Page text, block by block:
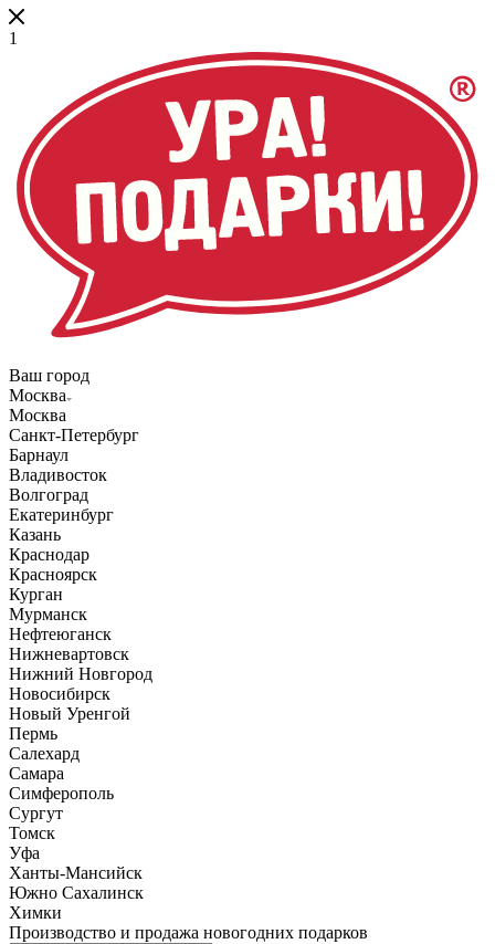
1
Ваш город
Москва
Москва
Санкт-Петербург
Барнаул
Владивосток
Волгоград
Екатеринбург
Казань
Краснодар
Красноярск
Курган
Мурманск
Нефтеюганск
Нижневартовск
Нижний Новгород
Новосибирск
Новый Уренгой
Пермь
Салехард
Самара
Симферополь
Сургут
Томск
Уфа
Ханты-Мансийск
Южно Сахалинск
Химки
Производство и продажа новогодних подарков